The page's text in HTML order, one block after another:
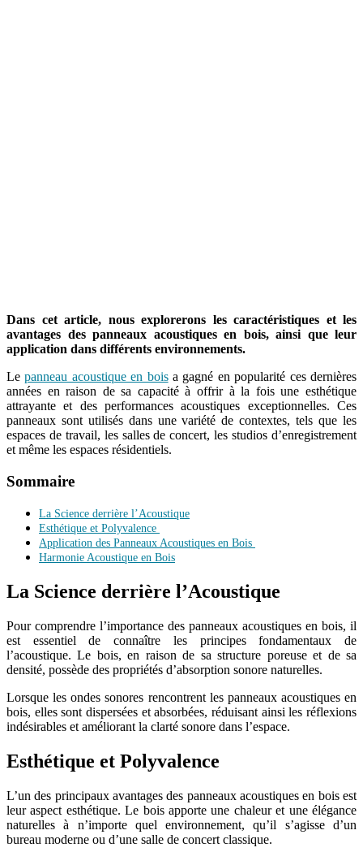
Dans cet article, nous explorerons les caractéristiques et les
avantages des panneaux acoustiques en bois, ainsi que leur
application dans différents environnements.
Lepanneau acoustique en boisa gagné en popularité ces dernières
années en raison de sa capacité à offrir à la fois une esthétique
attrayante et des performances acoustiques exceptionnelles. Ces
panneaux sont utilisés dans une variété de contextes, tels que les
espaces de travail, les salles de concert, les studios d’enregistrement
et même les espaces résidentiels.
Sommaire
La Science derrière l’Acoustique
Esthétique et Polyvalence
Application des Panneaux Acoustiques en Bois
Harmonie Acoustique en Bois
La Science derrière l’Acoustique
Pour comprendre l’importance des panneaux acoustiques en bois, il
est essentiel de connaître les principes fondamentaux de
l’acoustique. Le bois, en raison de sa structure poreuse et de sa
densité, possède des propriétés d’absorption sonore naturelles.
Lorsque les ondes sonores rencontrent les panneaux acoustiques en
bois, elles sont dispersées et absorbées, réduisant ainsi les réflexions
indésirables et améliorant la clarté sonore dans l’espace.
Esthétique et Polyvalence
L’un des principaux avantages des panneaux acoustiques en bois est
leur aspect esthétique. Le bois apporte une chaleur et une élégance
naturelles à n’importe quel environnement, qu’il s’agisse d’un
bureau moderne ou d’une salle de concert classique.